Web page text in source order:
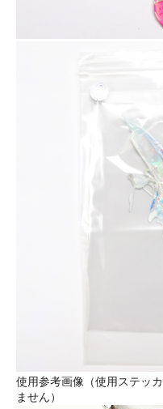
使用参考画像（使用ステッ
ません）